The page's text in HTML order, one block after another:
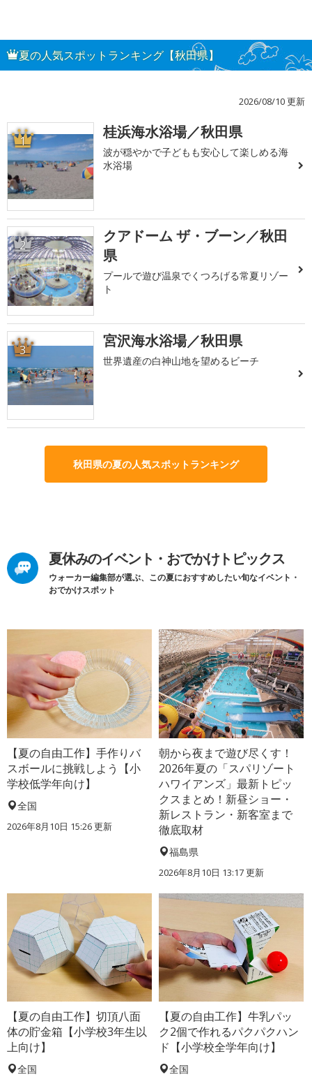
夏の人気スポットランキング【秋田県】
2026/08/10 更新
1 桂浜海水浴場／秋田県
波が穏やかで子どもも安心して楽しめる海
水浴場
2
クアドーム ザ・ブーン／秋田
県
プールで遊び温泉でくつろげる常夏リゾー
ト
3 宮沢海水浴場／秋田県
世界遺産の白神山地を望めるビーチ
秋田県の夏の人気スポットランキング
夏休みのイベント・おでかけトピックス
ウォーカー編集部が選ぶ、この夏におすすめしたい旬なイベント・
おでかけスポット
【夏の自由工作】手作りバ
スボールに挑戦しよう【小
学校低学年向け】
全国
2026年8月10日 15:26更新
朝から夜まで遊び尽くす！
2026年夏の「スパリゾート
ハワイアンズ」最新トピッ
クスまとめ！新昼ショー・
新レストラン・新客室まで
徹底取材
福島県
2026年8月10日 13:17更新
【夏の自由工作】切頂八面
体の貯金箱【小学校3年生以
上向け】
全国
【夏の自由工作】牛乳パッ
ク2個で作れるパクパクハン
ド【小学校全学年向け】
全国